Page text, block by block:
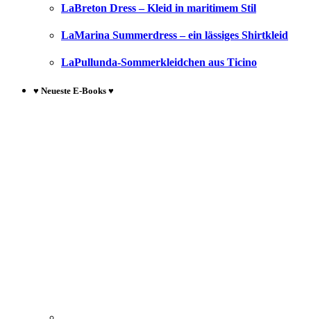
LaBreton Dress – Kleid in maritimem Stil
LaMarina Summerdress – ein lässiges Shirtkleid
LaPullunda-Sommerkleidchen aus Ticino
♥ Neueste E-Books ♥